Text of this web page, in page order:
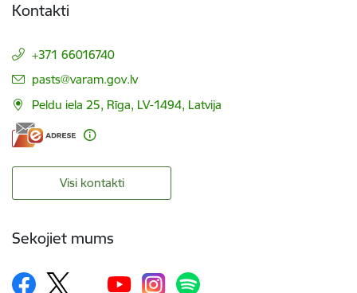
Kontakti
+371 66016740
E-pasts:
pasts@varam.gov.lv
Peldu iela 25, Rīga, LV-1494, Latvija
Visi kontakti
Sekojiet mums